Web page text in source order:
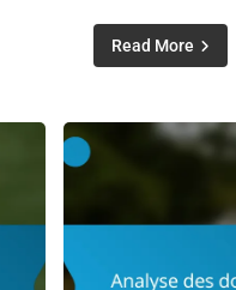
Read More